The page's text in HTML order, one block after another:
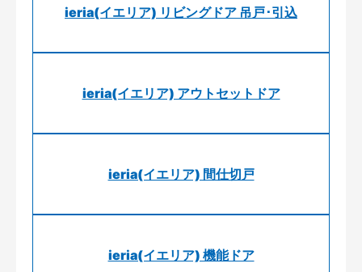
ieria(イエリア) リビングドア 吊戸･引込
ieria(イエリア) アウトセットドア
ieria(イエリア) 間仕切戸
ieria(イエリア) 機能ドア